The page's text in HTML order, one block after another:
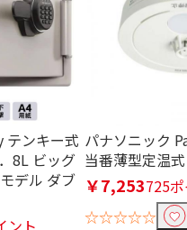
2ポート
1ポート
テンキー式
8L ビッグ
デル ダブ
ント
パナソニック
当番薄型定温
￥7,253725
☆☆☆☆☆